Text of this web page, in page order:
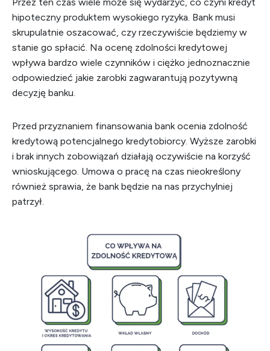
hipoteczny produktem wysokiego ryzyka. Bank musi
skrupulatnie oszacować, czy rzeczywiście będziemy w
stanie go spłacić. Na ocenę zdolności kredytowej
wpływa bardzo wiele czynników i ciężko jednoznacznie
odpowiedzieć jakie zarobki zagwarantują pozytywną
decyzję banku.
Przed przyznaniem finansowania bank ocenia zdolność
kredytową potencjalnego kredytobiorcy. Wyższe zarobki
i brak innych zobowiązań działają oczywiście na korzyść
wnioskującego. Umowa o pracę na czas nieokreślony
również sprawia, że bank będzie na nas przychylniej
patrzył.